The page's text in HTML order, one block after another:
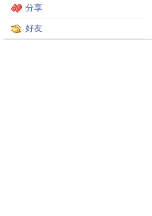
分享
好友